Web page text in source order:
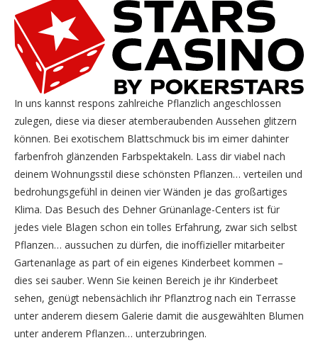
In uns kannst respons zahlreiche Pflanzlich angeschlossen
zulegen, diese via dieser atemberaubenden Aussehen glitzern
können. Bei exotischem Blattschmuck bis im eimer dahinter
farbenfroh glänzenden Farbspektakeln. Lass dir viabel nach
deinem Wohnungsstil diese schönsten Pflanzen… verteilen und
bedrohungsgefühl in deinen vier Wänden je das großartiges
Klima. Das Besuch des Dehner Grünanlage-Centers ist für
jedes viele Blagen schon ein tolles Erfahrung, zwar sich selbst
Pflanzen… aussuchen zu dürfen, die inoffizieller mitarbeiter
Gartenanlage as part of ein eigenes Kinderbeet kommen –
dies sei sauber. Wenn Sie keinen Bereich je ihr Kinderbeet
sehen, genügt nebensächlich ihr Pflanztrog nach ein Terrasse
unter anderem diesem Galerie damit die ausgewählten Blumen
unter anderem Pflanzen… unterzubringen.